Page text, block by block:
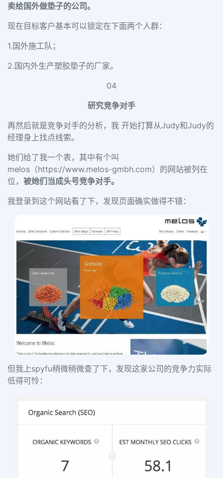
卖给国外做垫子的公司。
现在目标客户基本可以锁定在下面两个人群：
1.国外施工队；
2.国内外生产塑胶垫子的厂家。
04
研究竞争对手
再然后就是竞争对手的分析，我 开始打算从Judy和Judy的
经理身上找点线索。
她们给了我一个表，其中有个叫
melos（https://www.melos-gmbh.com）的网站被列在
位， 被她们当成头号竞争对手。
我登录到这个网站看了下，发现页面确实做得不错：
但我上spyfu稍微稍微查了下，发现这家公司的竞争力实际
低得可怜：